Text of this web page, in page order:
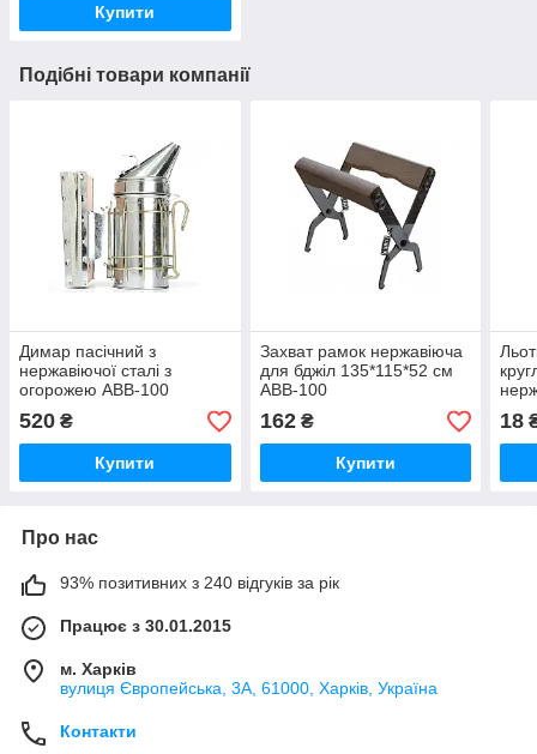
Купити
Подібні товари компанії
Димар пасічний з
нержавіючої сталі з
огорожею АВВ-100
520 ₴
Купити
Захват рамок нержавіюча
для бджіл 135*115*52 см
АВВ-100
162₴
Купити
18
Про нас
93% позитивних з 240 відгуків за рік
Працює з 30.01.2015
м. Харків
вулиця Європейська, 3А, 61000, Харків, Україна
Контакти